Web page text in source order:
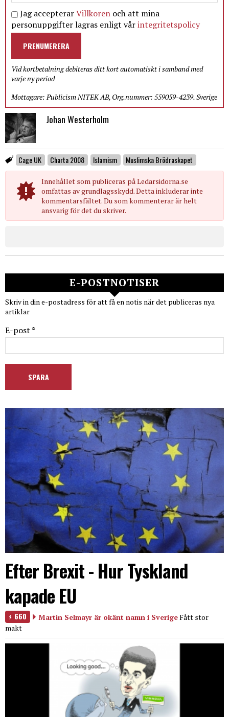
Jag accepterarVillkoren och att mina
personuppgifter lagras enligt vårintegritetspolicy
PRENUMERERA
Vid kortbetalning debiteras ditt kort automatiskt i samband med
varje ny period
Mottagare: Publicism NITEK AB, Org.nummer: 559059-4239. Sverige
Johan Westerholm
Cage UK Charta 2008 Islamism Muslimska Brödraskapet
Innehållet som publiceras på Ledarsidorna.se
omfattas av grundlagsskydd. Detta inkluderar inte
kommentarsfältet. Du som kommenterar är helt
ansvarig för det du skriver.
E-POSTNOTISER
Skriv in din e-postadress för att få en notis när det publiceras nya
artiklar
E-post *
Efter Brexit - Hur Tyskland
kapade EU
660 Martin Selmayr är okänt namn i SverigeFått stor
makt